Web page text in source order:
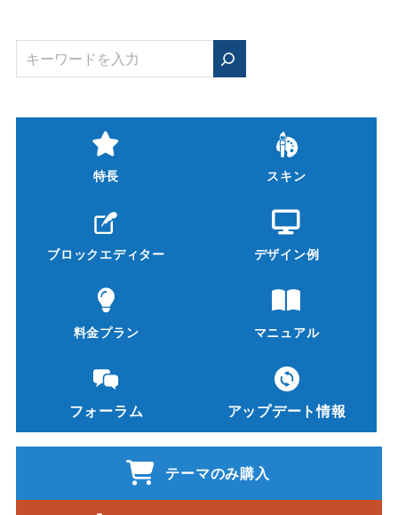
特長 スキン
ブロックエディター デザイン例
料金プラン マニュアル
フォーラム アップデート情報
テーマのみ購入